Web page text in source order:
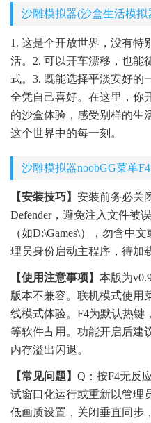
沙雕模拟器(沙盒生活模拟
1. 这是个开放世界，没有特
活。2. 可以开车漂移，也能
式。3. 既能选择平淡安好的
全凭自己喜好。在这里，你
的沙盒体验，感受别样的生
这个世界中的每一刻。
沙雕模拟器noobGG菜单
【安装技巧】 安装前务必关
Defender，避免注入文件被
（如D:\Games\），勿含中
理员身份启动主程序，待加
【使用注意事项】 本版为
版本不兼容。联机模式使用
线模式体验。F4为默认热键
等软件占用。功能开启后建
内存溢出闪退。
【常见问题】 Q：按F4无反
试窗口化运行或重新以管理
低画质设置，关闭垂直同步